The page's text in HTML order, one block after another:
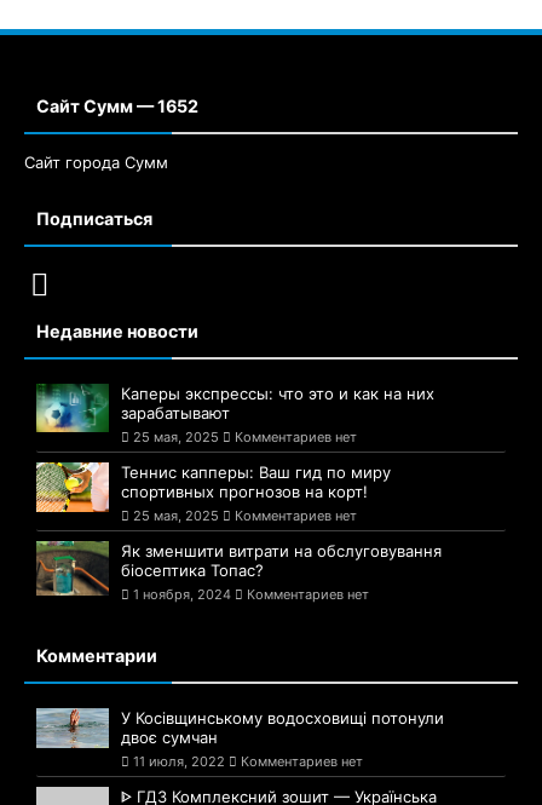
Сайт Сумм — 1652
Сайт города Сумм
Подписаться
Недавние новости
Каперы экспрессы: что это и как на них
зарабатывают
25 мая, 2025 Комментариев нет
Теннис капперы: Ваш гид по миру
спортивных прогнозов на корт!
25 мая, 2025 Комментариев нет
Як зменшити витрати на обслуговування
біосептика Топас?
1 ноября, 2024 Комментариев нет
Комментарии
У Косівщинському водосховищі потонули
двоє сумчан
11 июля, 2022 Комментариев нет
ᐈ ГДЗ Комплексний зошит — Українська